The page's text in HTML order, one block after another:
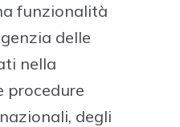
funzionalità
delle
nella
procedure
degli